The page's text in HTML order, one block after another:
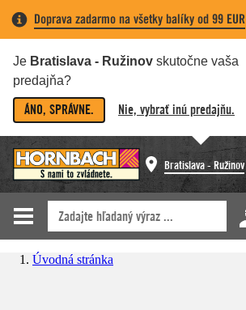
Doprava zadarmo na všetky balíky od 99 EUR
Je Bratislava - Ružinov skutočne vaša
predajňa?
ÁNO, SPRÁVNE. Nie, vybrať inú predajňu.
Bratislava - Ružinov
Úvodná stránka